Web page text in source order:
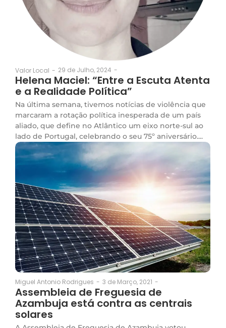
Valor Local - 29 de Julho, 2024 -
Helena Maciel: “Entre a Escuta Atenta
e a Realidade Política”
Na última semana, tivemos notícias de violência que
marcaram a rotação política inesperada de um país
aliado, que define no Atlântico um eixo norte-sul ao
lado de Portugal, celebrando o seu 75º aniversário....
Miguel Antonio Rodrigues - 3 de Março, 2021 -
Assembleia de Freguesia de
Azambuja está contra as centrais
solares